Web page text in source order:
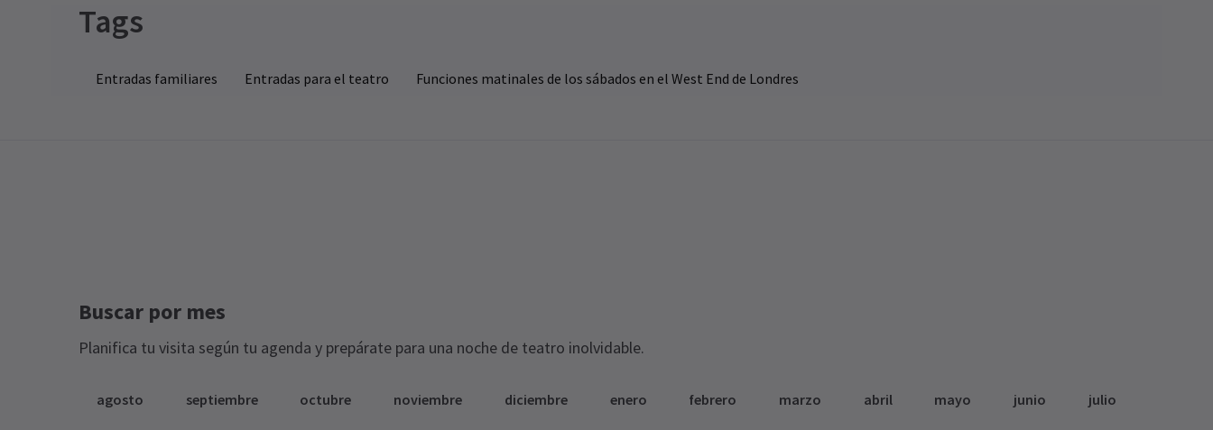
Balpreet Kaur
excelente. Realmente disfrutable, me
Tags
Entradas familiares Entradas para el teatro Funciones matinales de los sábados en el West End de Londres
Buscar por mes
Planifica tu visita según tu agenda y prepárate para una noche de teatro inolvidable.
agosto septiembre octubre noviembre diciembre enero febrero marzo abril mayo junio julio